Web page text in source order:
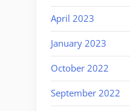
April 2023
January 2023
October 2022
September 2022